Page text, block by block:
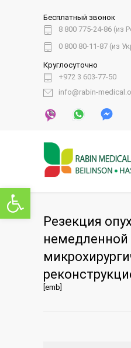
Открыть панель инструментов
Бесплатный звонок
8 800 775-24-86 (из
0 800 80-11-87 (из
Круглосуточно
+972 3 603-77-50
info@rabin-
Резекция
немедленной
[emb]